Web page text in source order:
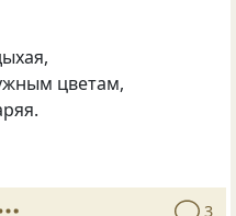
цветам,
3